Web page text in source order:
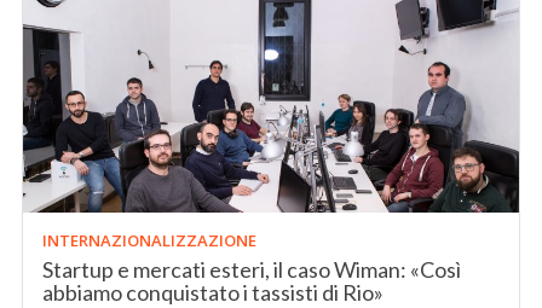
INTERNAZIONALIZZAZIONE
Startup e mercati esteri, il caso Wiman: «Così
abbiamo conquistato i tassisti di Rio»